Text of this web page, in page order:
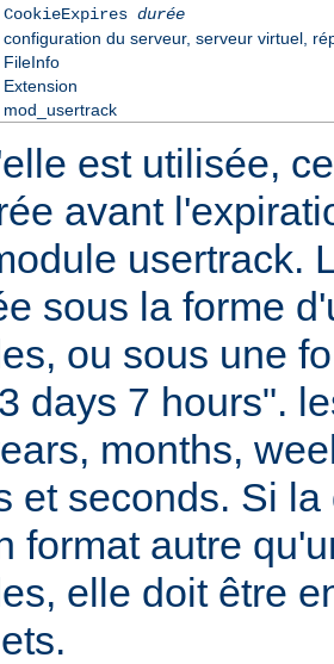
CookieExpires durée
configuration du serveur, serveur virtuel,
FileInfo
Extension
mod_usertrack
est utilisée,
avant
usertrack.
sous la forme
ou sous une
days 7 hours".
months,
et seconds. Si
format autre
elle doit être